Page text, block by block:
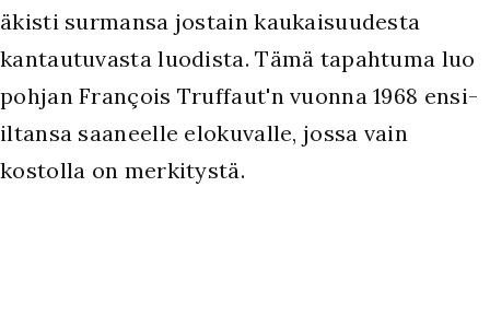
äkisti surmansa jostain kaukaisuudesta
kantautuvasta luodista. Tämä tapahtuma luo
pohjan François Truffaut'n vuonna 1968 ensi-
iltansa saaneelle elokuvalle, jossa vain
kostolla on merkitystä.